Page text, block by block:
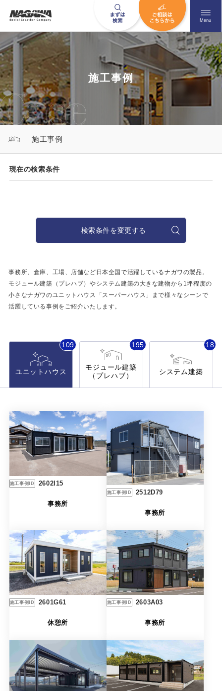
メニュ
Menu
お問い合わせはこちら
0120-09-9663
事務所・作業場
倉庫・工場
ガレージ・物置
勉強部屋・子供部屋
休憩室・喫煙室
中古品
製品特長と納入までの流れ
ユニットハウス
危険物保管庫
防災倉庫
施工事例
Webカタログ
会社概要
その他
お問い合わせ
ショッピングカート
利用規約
特定商取引法に基づく表記
映像集
展示場用地の募集
施工事例
施工事例
現在の検索条件
検索条件を変更する
事務所、倉庫、工場、店舗など日本全国で活躍しているナガワの製品。
モジュール建築（プレハブ）やシステム建築の大きな建物から 1坪程度の
小さなナガワのユニットハウス「スーパーハウス」まで様々なシーンで
活躍している事例をご紹介いたします。
ユニットハウス
109
モジュール建築
（プレハブ）
195
システム建築
18
施工事例ID 2602I15
事務所
施工事例ID 2512D79
事務所
施工事例ID 2601G61
休憩所
施工事例ID 2603A03
事務所